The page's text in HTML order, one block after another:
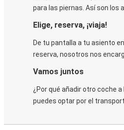
para las piernas. Así son los
Elige, reserva, ¡viaja!
De tu pantalla a tu asiento
reserva, nosotros nos
Vamos juntos
¿Por qué añadir otro coche
puedes optar por el